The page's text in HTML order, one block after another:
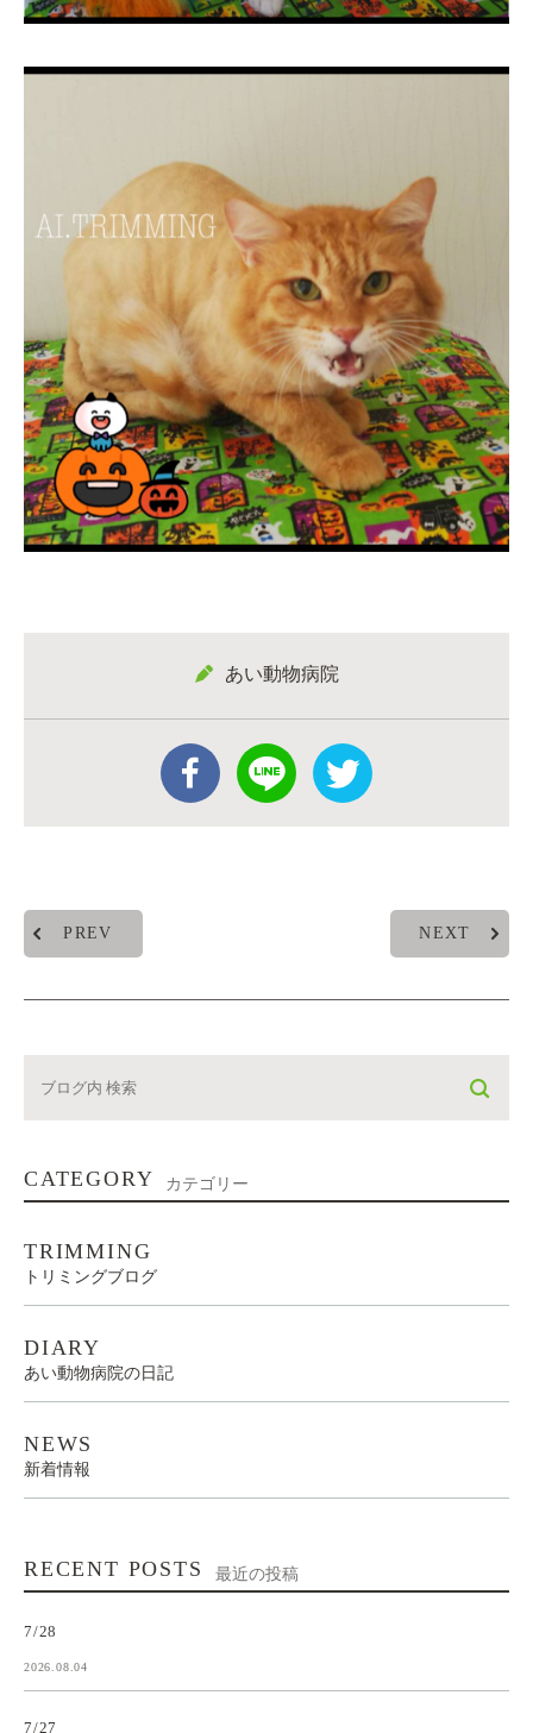
あい動物病院
PREV NEXT
CATEGORY カテゴリー
TRIMMING
トリミングブログ
DIARY
あい動物病院の日記
NEWS
新着情報
RECENT POSTS 最近の投稿
7/28
2026.08.04
7/27